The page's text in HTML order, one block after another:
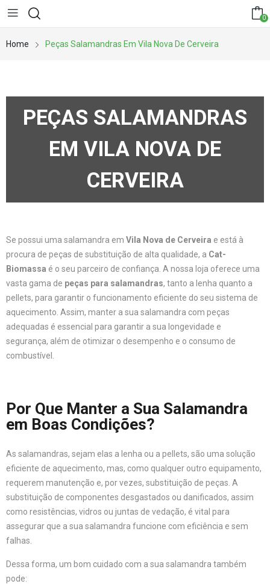
0
Home Peças Salamandras Em Vila Nova De Cerveira
PEÇAS SALAMANDRAS
EM VILA NOVA DE
CERVEIRA
Se possui uma salamandra em Vila Nova de Cerveira e está à
procura de peças de substituição de alta qualidade, a Cat-
Biomassa é o seu parceiro de confiança. A nossa loja oferece uma
vasta gama de peças para salamandras, tanto a lenha quanto a
pellets, para garantir o funcionamento eficiente do seu sistema de
aquecimento. Assim, manter a sua salamandra com peças
adequadas é essencial para garantir a sua longevidade e
segurança, além de otimizar o desempenho e o consumo de
combustível.
Por Que Manter a Sua Salamandra
em Boas Condições?
As salamandras, sejam elas a lenha ou a pellets, são uma solução
eficiente de aquecimento, mas, como qualquer outro equipamento,
requerem manutenção e, por vezes, substituição de peças. A
substituição de componentes desgastados ou danificados, assim
como resistências, vidros ou juntas de vedação, é vital para
assegurar que a sua salamandra funcione com eficiência e sem
falhas.
Dessa forma, um bom cuidado com a sua salamandra também
pode: